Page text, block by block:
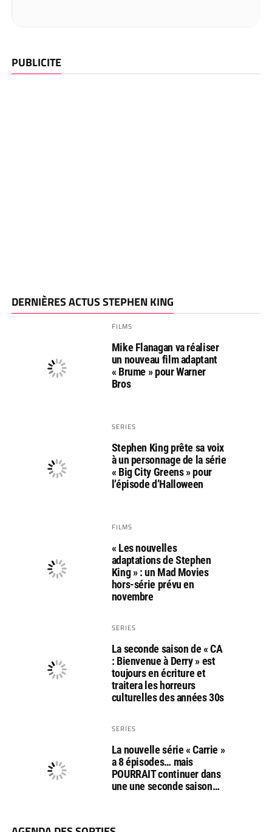
PUBLICITE
DERNIÈRES ACTUS STEPHEN KING
FILMS
Mike Flanagan va réaliser
un nouveau film adaptant
« Brume » pour Warner
Bros
SERIES
Stephen King prête sa voix
à un personnage de la série
« Big City Greens » pour
l’épisode d’Halloween
FILMS
« Les nouvelles
adaptations de Stephen
King » : un Mad Movies
hors-série prévu en
novembre
SERIES
La seconde saison de « CA
: Bienvenue à Derry » est
toujours en écriture et
traitera les horreurs
culturelles des années 30s
SERIES
La nouvelle série « Carrie »
a 8 épisodes… mais
POURRAIT continuer dans
une une seconde saison…